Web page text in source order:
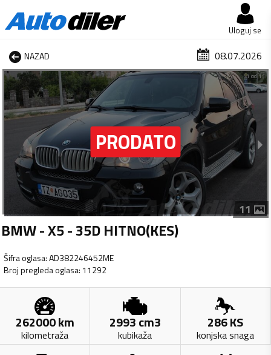
Uloguj se
NAZAD 08.07.2026
1 od 11
11
BMW - X5 - 35D HITNO(KES)
Šifra oglasa:AD382246452ME
Broj pregleda oglasa: 11292
262000km
kilometraža
2993cm3
kubikaža
286KS
konjska snaga